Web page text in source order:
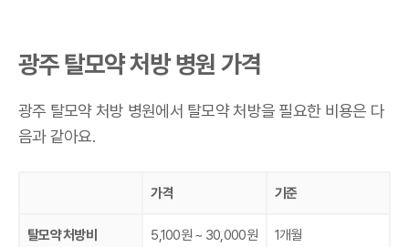
광주 탈모약 처방 병원 가격
광주 탈모약 처방 병원에서 탈모약 처방을 필요한 비용은 다
음과 같아요.
가격 기준
탈모약 처방비 5,100원 ~ 30,000원 1개월